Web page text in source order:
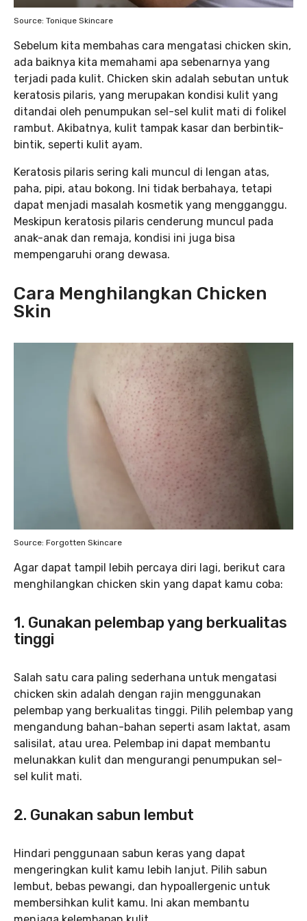
Source: Tonique Skincare
Sebelum kita membahas cara mengatasi chicken skin,
ada baiknya kita memahami apa sebenarnya yang
terjadi pada kulit. Chicken skin adalah sebutan untuk
keratosis pilaris, yang merupakan kondisi kulit yang
ditandai oleh penumpukan sel-sel kulit mati di folikel
rambut. Akibatnya, kulit tampak kasar dan berbintik-
bintik, seperti kulit ayam.
Keratosis pilaris sering kali muncul di lengan atas,
paha, pipi, atau bokong. Ini tidak berbahaya, tetapi
dapat menjadi masalah kosmetik yang mengganggu.
Meskipun keratosis pilaris cenderung muncul pada
anak-anak dan remaja, kondisi ini juga bisa
mempengaruhi orang dewasa.
Cara Menghilangkan Chicken
Skin
Source: Forgotten Skincare
Agar dapat tampil lebih percaya diri lagi, berikut cara
menghilangkan chicken skin yang dapat kamu coba:
1. Gunakan pelembap yang berkualitas
tinggi
Salah satu cara paling sederhana untuk mengatasi
chicken skin adalah dengan rajin menggunakan
pelembap yang berkualitas tinggi. Pilih pelembap yang
mengandung bahan-bahan seperti asam laktat, asam
salisilat, atau urea. Pelembap ini dapat membantu
melunakkan kulit dan mengurangi penumpukan sel-
sel kulit mati.
2. Gunakan sabun lembut
Hindari penggunaan sabun keras yang dapat
mengeringkan kulit kamu lebih lanjut. Pilih sabun
lembut, bebas pewangi, dan hypoallergenic untuk
membersihkan kulit kamu. Ini akan membantu